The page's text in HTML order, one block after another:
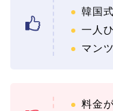
韓国
一人
マン
料金